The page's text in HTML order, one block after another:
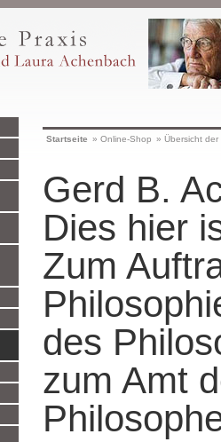
Startseite » Online-Shop » Übersicht
Gerd B.
Dies hier
Zum
des
zum Amt